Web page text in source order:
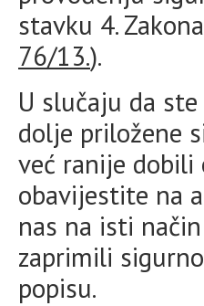
stavku 4.
76/13.).
U slučaju da
dolje priložene
već ranije dobili
obavijestite na
nas na isti
zaprimili
popisu.